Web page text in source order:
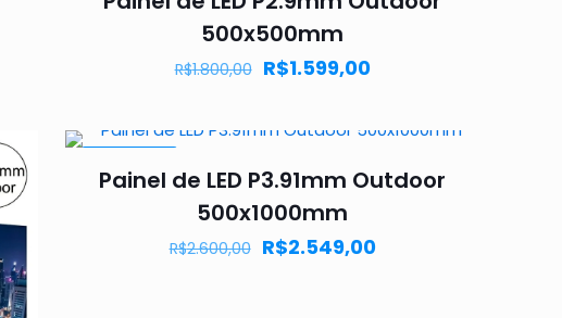
500x500mm
R$1.800,00 R$1.599,00
Painel de LED P3.91mm Outdoor
500x1000mm
R$2.600,00 R$2.549,00